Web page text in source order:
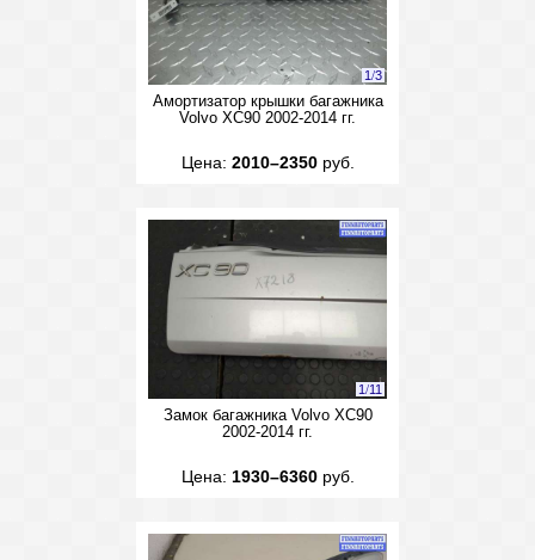
1/3
Амортизатор крышки багажника
Volvo XC90 2002-2014 гг.
Цена: 2010–2350руб.
1/11
Замок багажника Volvo XC90
2002-2014 гг.
Цена: 1930–6360руб.